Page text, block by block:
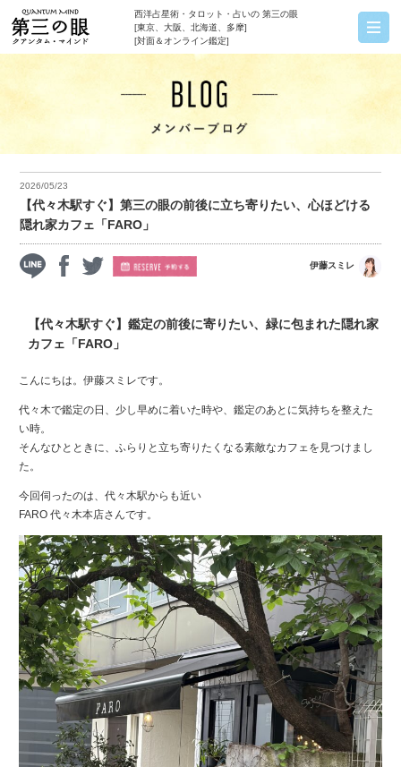
西洋占星術・タロット・占いの 第三の眼
[東京、大阪、北海道、多摩]
[対面＆オンライン鑑定]
2026/05/23
【代々木駅すぐ】第三の眼の前後に立ち寄りたい、心ほどける
隠れ家カフェ「FARO」
伊藤スミレ
【代々木駅すぐ】鑑定の前後に寄りたい、緑に包まれた隠れ家
カフェ「FARO」
こんにちは。伊藤スミレです。
代々木で鑑定の日、少し早めに着いた時や、鑑定のあとに気持ちを整えた
い時。
そんなひとときに、ふらりと立ち寄りたくなる素敵なカフェを見つけまし
た。
今回伺ったのは、代々木駅からも近い
FARO 代々木本店さんです。